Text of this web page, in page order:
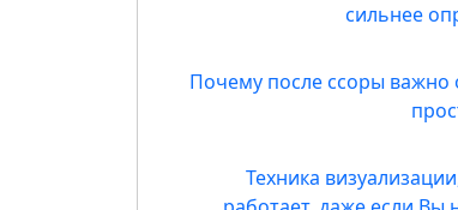
сильнее
Почему после ссоры важно
Техника